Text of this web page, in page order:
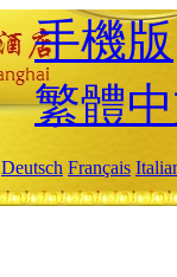
手機版
繁體
Deutsch Français